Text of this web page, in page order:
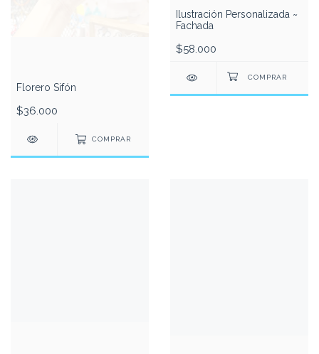
Florero Sifón
$36.000
COMPRAR
Ilustración Personalizada ~
Fachada
$58.000